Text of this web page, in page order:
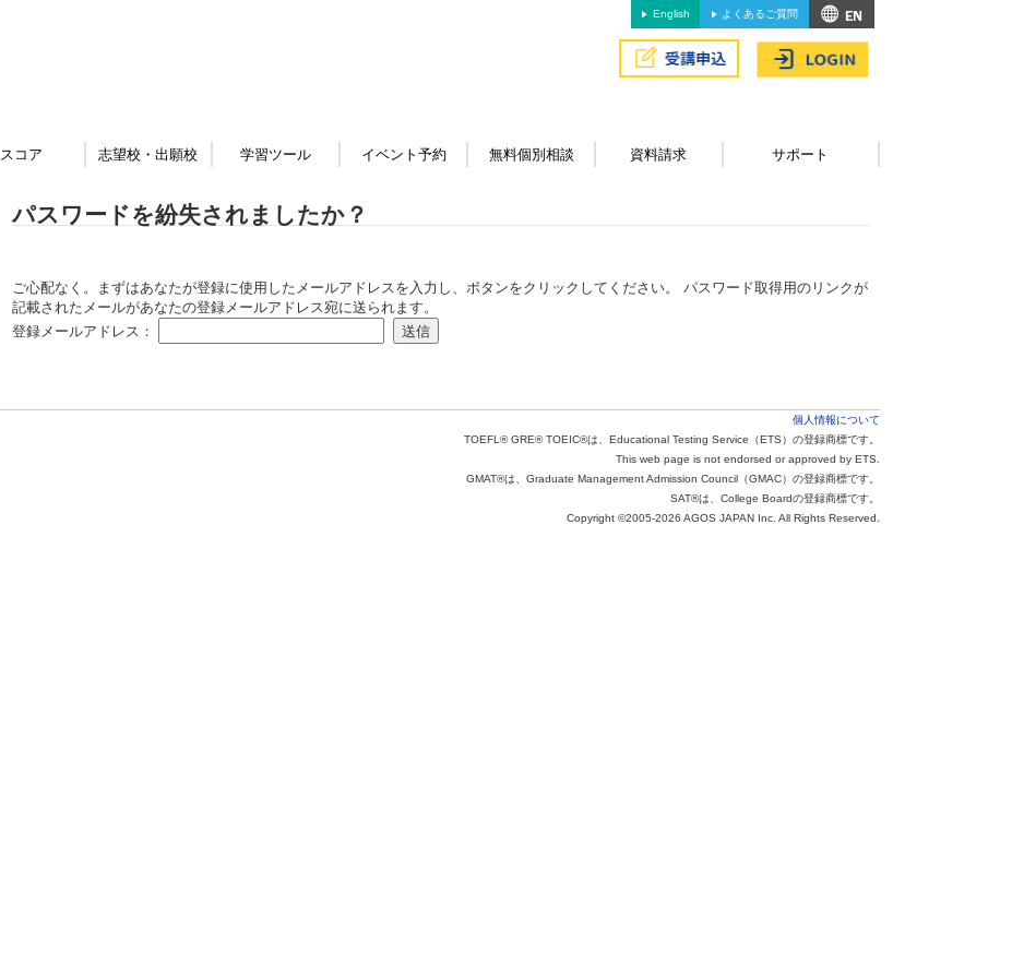
English よくあるご質問
スコア 志望校・出願校 学習ツール イベント予約 無料個別相談 資料請求 サポート
パスワードを紛失されましたか？
ご心配なく。まずはあなたが登録に使用したメールアドレスを入力し、ボタンをクリックしてください。 パスワード取得用のリンクが
記載されたメールがあなたの登録メールアドレス宛に送られます。
登録メールアドレス：
個人情報について
TOEFL® GRE® TOEIC®は、Educational Testing Service（ETS）の登録商標です。
This web page is not endorsed or approved by ETS.
GMAT®は、Graduate Management Admission Council（GMAC）の登録商標です。
SAT®は、College Boardの登録商標です。
Copyright ©2005-2026 AGOS JAPAN Inc. All Rights Reserved.